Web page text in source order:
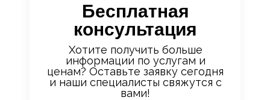
Бесплатная
консультация
Хотите получить больше
информации по услугам и
ценам? Оставьте заявку сегодня
и наши специалисты свяжутся с
вами!